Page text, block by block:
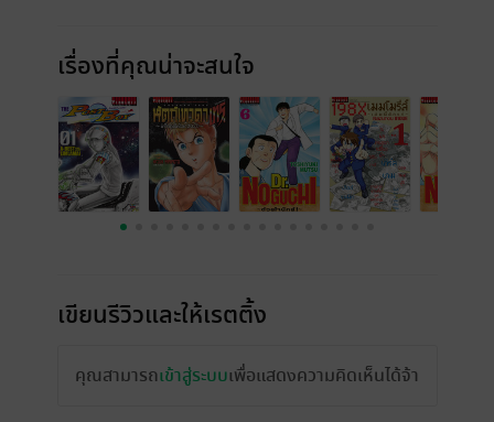
เรื่องที่คุณน่าจะสนใจ
เขียนรีวิวและให้เรตติ้ง
คุณสามารถเข้าสู่ระบบเพื่อแสดงความคิดเห็นได้จ้า